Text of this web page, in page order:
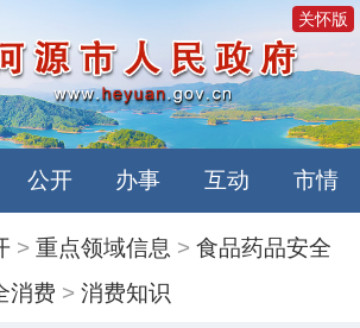
关怀版
公开 办事 互动 市情
>重点领域信息 >食品药品安全
消费 >消费知识